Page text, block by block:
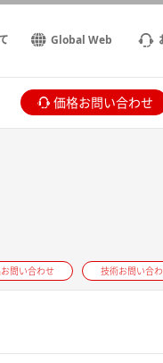
Global Web
価格お問い合わせ
問い合わせ 技術お問い合